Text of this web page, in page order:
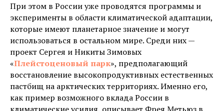
При этом в России уже проводятся программы и
эксперименты в области климатической адаптации,
которые имеют планетарное значение и могут
использоваться в остальном мире. Среди них —
проект Сергея и Никиты Зимовых
«Плейстоценовый парк», предполагающий
восстановление высокопродуктивных естественных
пастбищ на арктических территориях. Именно его,
как пример возможного вклада России в